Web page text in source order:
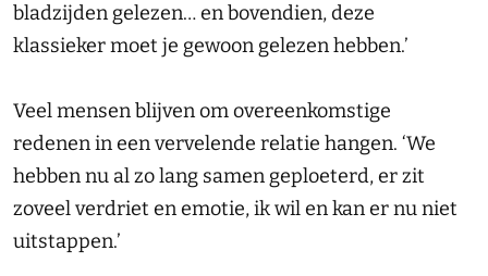
bladzijden gelezen… en bovendien, deze
klassieker moet je gewoon gelezen hebben.’
Veel mensen blijven om overeenkomstige
redenen in een vervelende relatie hangen. ‘We
hebben nu al zo lang samen geploeterd, er zit
zoveel verdriet en emotie, ik wil en kan er nu niet
uitstappen.’